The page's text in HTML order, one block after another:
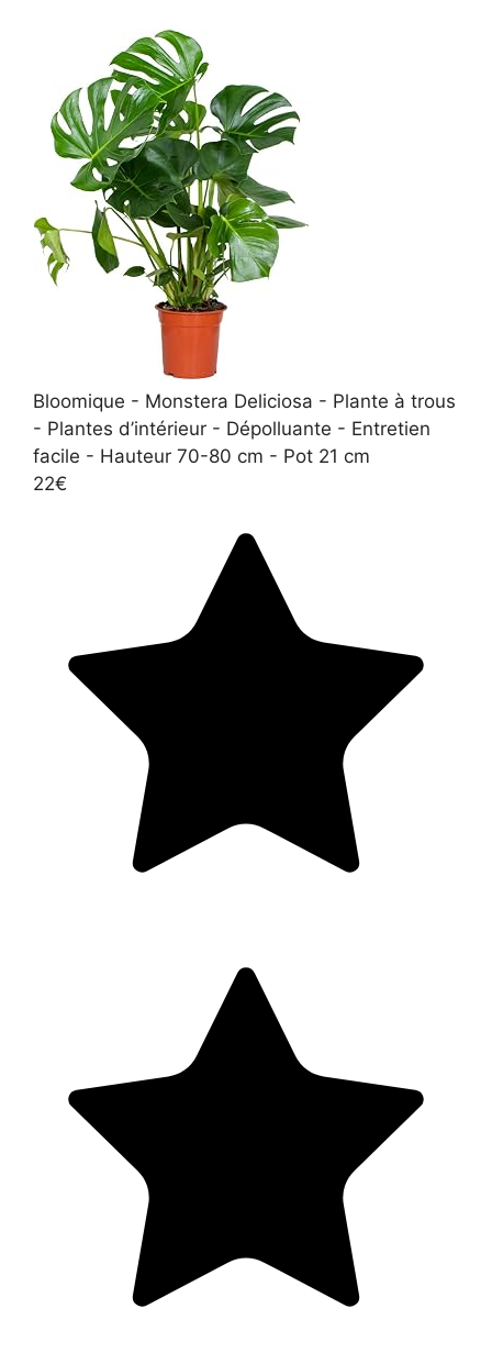
Bloomique - Monstera Deliciosa - Plante à trous
- Plantes d’intérieur - Dépolluante - Entretien
facile - Hauteur 70-80 cm - Pot 21 cm
22€